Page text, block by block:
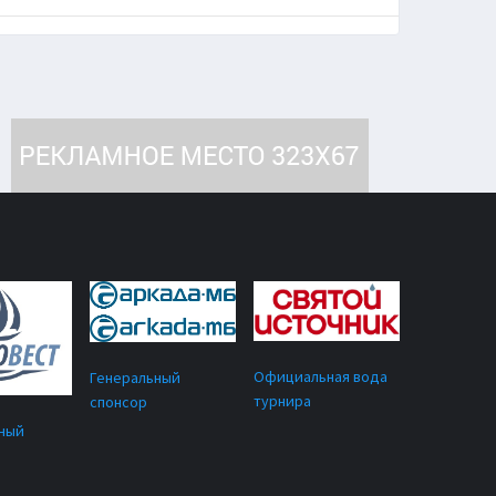
Генеральный
спонсор
Официальная вода
турнира